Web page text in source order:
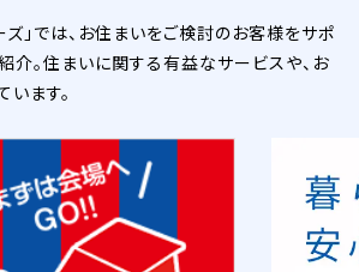
ズ」では、お住まいをご検討のお客様をサポ
介。住まいに関する有益なサービスや、お
ます。